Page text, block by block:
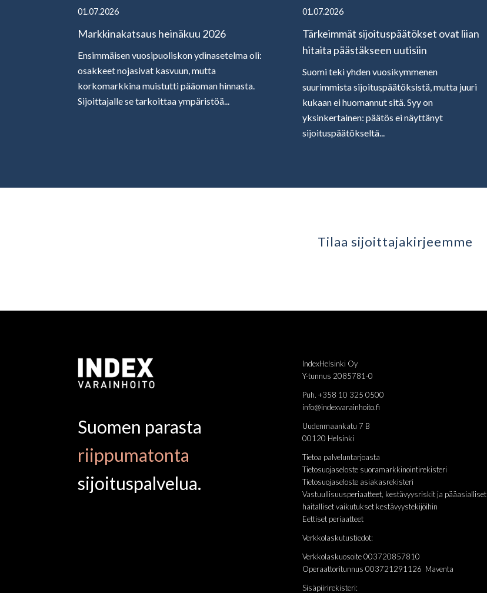
01.07.2026
Markkinakatsaus heinäkuu 2026
Ensimmäisen vuosipuoliskon ydinasetelma oli:
osakkeet nojasivat kasvuun, mutta
korkomarkkina muistutti pääoman hinnasta.
Sijoittajalle se tarkoittaa ympäristöä...
01.07.2026
Tärkeimmät sijoituspäätökset ovat liian
hitaita päästäkseen uutisiin
Suomi teki yhden vuosikymmenen
suurimmista sijoituspäätöksistä, mutta juuri
kukaan ei huomannut sitä. Syy on
yksinkertainen: päätös ei näyttänyt
sijoituspäätökseltä...
Tilaa sijoittaja­kirjeemme
Suomen parasta
riippumatonta
sijoituspalvelua.
IndexHelsinki Oy
Y-tunnus 2085781-0
Puh. +358 10 325 0500
info@indexvarainhoito.fi
Uudenmaankatu 7 B
00120 Helsinki
Tietoa palveluntarjoasta
Tietosuojaseloste suoramarkkinointirekisteri
Tietosuojaseloste asiakasrekisteri
Vastuullisuusperiaatteet, kestävyysriskit ja pääasialliset
haitalliset vaikutukset kestävyystekijöihin
Eettiset periaatteet
Verkkolaskutustiedot:
Verkkolaskuosoite 003720857810
Operaattoritunnus 003721291126 Maventa
Sisäpiirirekisteri: